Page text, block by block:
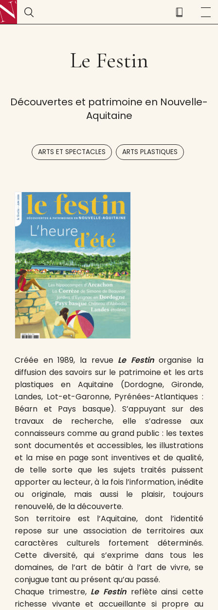
Le Festin
Découvertes et patrimoine en Nouvelle-
Aquitaine
ARTS ET SPECTACLES ARTS PLASTIQUES
Créée en 1989, la revue Le Festinorganise la
diffusion des savoirs sur le patrimoine et les arts
plastiques en Aquitaine (Dordogne, Gironde,
Landes, Lot-et-Garonne, Pyrénées-Atlantiques :
Béarn et Pays basque). S’appuyant sur des
travaux de recherche, elle s’adresse aux
connaisseurs comme au grand public : les textes
sont documentés et accessibles, les illustrations
et la mise en page sont inventives et de qualité,
de telle sorte que les sujets traités puissent
apporter au lecteur, à la fois l’information, inédite
ou originale, mais aussi le plaisir, toujours
renouvelé, de la découverte.
Son territoire est l’Aquitaine, dont l’identité
repose sur une association de territoires aux
caractères culturels fortement déterminés.
Cette diversité, qui s’exprime dans tous les
domaines, de l’art de bâtir à l’art de vivre, se
conjugue tant au présent qu’au passé.
Chaque trimestre, Le Festin reflète ainsi cette
richesse vivante et accueillante si propre au